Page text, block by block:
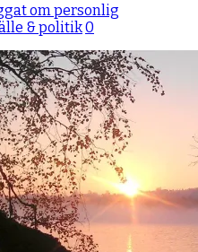
om personlig
& politik0